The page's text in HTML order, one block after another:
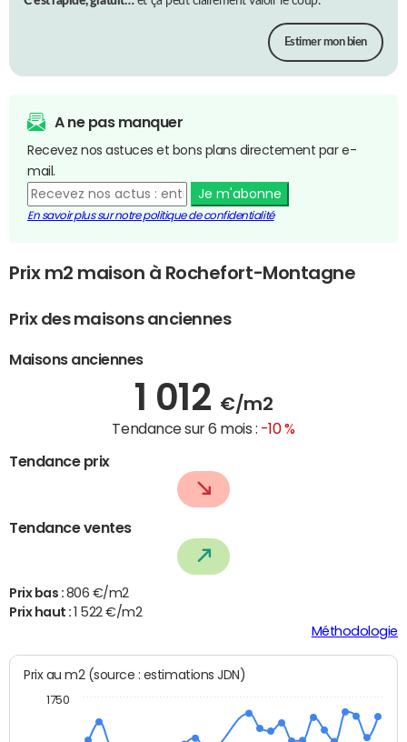
Estimer mon bien
A ne pas manquer
Recevez nos astuces et bons plans directement par e-
mail.
Je m'abonne
En savoir plus sur notre politique de confidentialité
Prix m2 maison à Rochefort-Montagne
Prix des maisons anciennes
Maisons anciennes
1 012 €/m2
Tendance sur 6 mois : -10 %
Tendance prix
Tendance ventes
Prix bas : 806 €/m2
Prix haut :
1 522 €/m2
Méthodologie
Prix au m2 (source : estimations JDN)
1750